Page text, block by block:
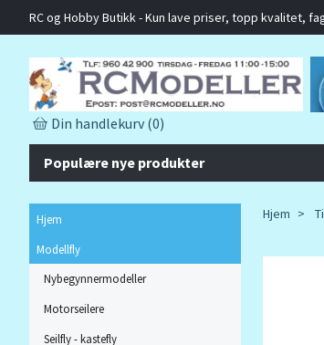
RC og Hobby Butikk - Kun lave priser, topp kvalitet,
Din handlekurv (0)
Populære nye produkter
Hjem
Modellfly
Nybegynnermodeller
Motorseilere
Seilfly - kastefly
Hjem